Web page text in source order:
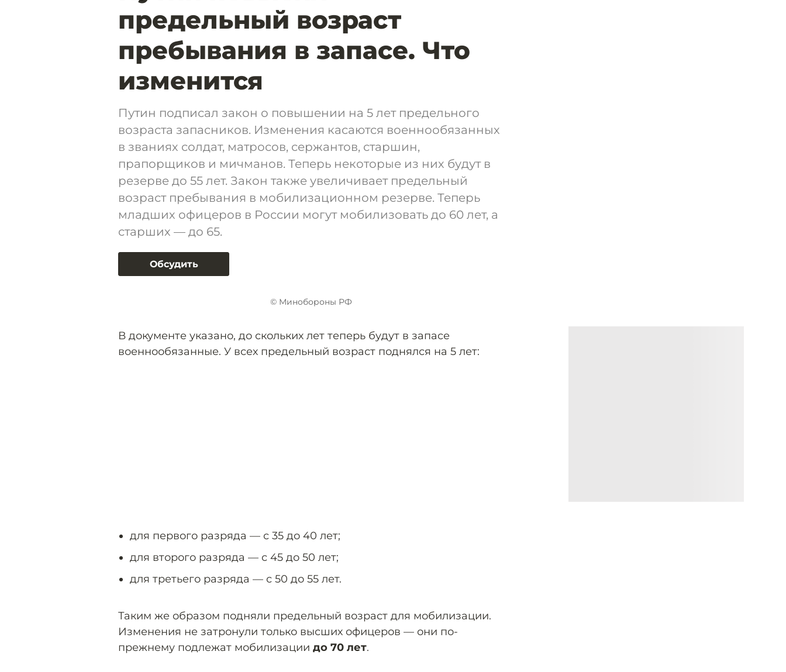
предельный возраст
пребывания в запасе. Что
изменится
Путин подписал закон о повышении на 5 лет предельного
возраста запасников. Изменения касаются военнообязанных
в званиях солдат, матросов, сержантов, старшин,
прапорщиков и мичманов. Теперь некоторые из них будут в
резерве до 55 лет. Закон также увеличивает предельный
возраст пребывания в мобилизационном резерве. Теперь
младших офицеров в России могут мобилизовать до 60 лет, а
старших — до 65.
Обсудить
© Минобороны РФ
В документе указано, до скольких лет теперь будут в запасе
военнообязанные. У всех предельный возраст поднялся на 5 лет:
для первого разряда — с 35 до 40 лет;
для второго разряда — с 45 до 50 лет;
для третьего разряда — с 50 до 55 лет.
Таким же образом подняли предельный возраст для мобилизации.
Изменения не затронули только высших офицеров — они по-
прежнему подлежат мобилизации до 70 лет.